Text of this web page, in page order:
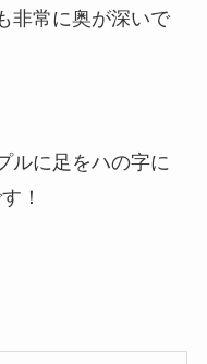
非常に奥が深いで
ルに足をハの字に
！